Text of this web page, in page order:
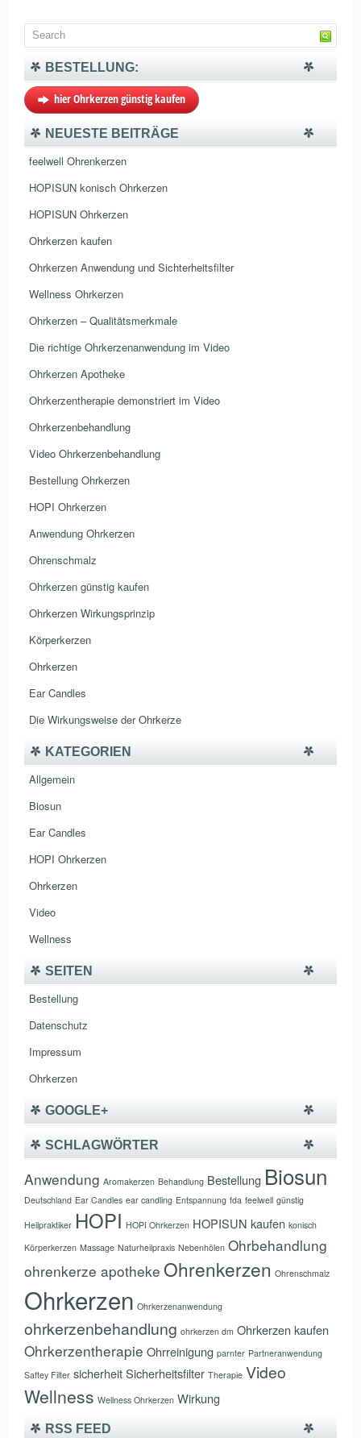
BESTELLUNG:
hier Ohrkerzen günstig kaufen
NEUESTE BEITRÄGE
feelwell Ohrenkerzen
HOPISUN konisch Ohrkerzen
HOPISUN Ohrkerzen
Ohrkerzen kaufen
Ohrkerzen Anwendung und Sichterheitsfilter
Wellness Ohrkerzen
Ohrkerzen – Qualitätsmerkmale
Die richtige Ohrkerzenanwendung im Video
Ohrkerzen Apotheke
Ohrkerzentherapie demonstriert im Video
Ohrkerzenbehandlung
Video Ohrkerzenbehandlung
Bestellung Ohrkerzen
HOPI Ohrkerzen
Anwendung Ohrkerzen
Ohrenschmalz
Ohrkerzen günstig kaufen
Ohrkerzen Wirkungsprinzip
Körperkerzen
Ohrkerzen
Ear Candles
Die Wirkungsweise der Ohrkerze
KATEGORIEN
Allgemein
Biosun
Ear Candles
HOPI Ohrkerzen
Ohrkerzen
Video
Wellness
SEITEN
Bestellung
Datenschutz
Impressum
Ohrkerzen
GOOGLE+
SCHLAGWÖRTER
Anwendung Aromakerzen Behandlung Bestellung Biosun
Deutschland Ear Candles ear candling Entspannung fda feelwell günstig
Heilpraktiker HOPI HOPI Ohrkerzen HOPISUN kaufen konisch
Körperkerzen Massage Naturheilpraxis Nebenhölen Ohrbehandlung
ohrenkerze apotheke Ohrenkerzen Ohrenschmalz
Ohrkerzen Ohrkerzenanwendung
ohrkerzenbehandlung ohrkerzen dm Ohrkerzen kaufen
Ohrkerzentherapie Ohrreinigung parnter Partneranwendung
Saftey Filter sicherheitSicherheitsfilter Therapie Video
Wellness Wellness Ohrkerzen Wirkung
RSS FEED